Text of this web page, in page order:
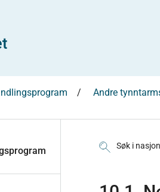
Andre
Søk i